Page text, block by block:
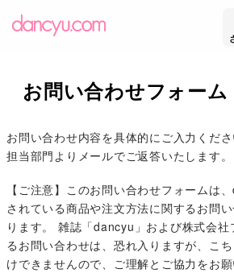
お問い合わせフォーム
お問い合わせ内容を具体的にご入力くださ
担当部門よりメールでご返答いたします。
【ご注意】このお問い合わせフォームは
されている商品や注文方法に関するお問
ります。 雑誌「dancyu」および株式会社
るお問い合わせは、恐れ入りますが、こ
けできませんので、ご理解とご協力をお願